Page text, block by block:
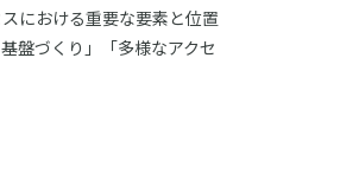
における重要な要素と位置
盤づくり」「多様なアクセ